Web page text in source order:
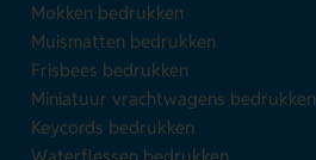
Mokken bedrukken
Muismatten bedrukken
Frisbees bedrukken
Miniatuur vrachtwagens bedrukken
Keycords bedrukken